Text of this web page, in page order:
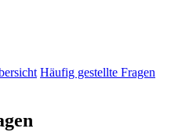
Häufig gestellte Fragen